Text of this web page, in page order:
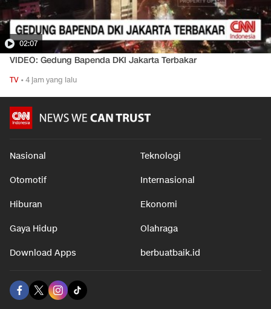
02:07
VIDEO: Gedung Bapenda DKI Jakarta Terbakar
TV •4 jam yang lalu
Nasional Teknologi
Otomotif Internasional
Hiburan Ekonomi
Gaya Hidup Olahraga
Download Apps berbuatbaik.id